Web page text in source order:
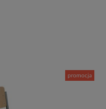
promocja